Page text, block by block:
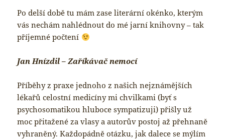
Po delší době tu mám zase literární okénko, kterým
vás nechám nahlédnout do mé jarní knihovny – tak
příjemné počtení
Jan Hnízdil – Zaříkávač nemocí
Příběhy z praxe jednoho z našich nejznámějších
lékařů celostní medicíny mi chvilkami (byť s
psychosomatikou hluboce sympatizuji) přišly už
moc přitažené za vlasy a autorův postoj až přehnaně
vyhraněný. Každopádně otázku, jak dalece se mýlím